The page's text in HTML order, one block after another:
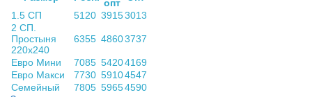
опт
1.5 СП
5120 39153013
2 СП.
Простыня
220х240
6355 48603737
Евро Мини 7085 54204169
Евро Макси
7730 59104547
Семейный
7805 59654590